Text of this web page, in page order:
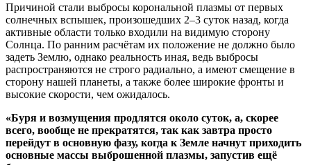
Причиной стали выбросы корональной плазмы от первых
солнечных вспышек, произошедших 2–3 суток назад, когда
активные области только входили на видимую сторону
Солнца. По ранним расчётам их положение не должно было
задеть Землю, однако реальность иная, ведь выбросы
распространяются не строго радиально, а имеют смещение в
сторону нашей планеты, а также более широкие фронты и
высокие скорости, чем ожидалось.
«Буря и возмущения продлятся около суток, а, скорее
всего, вообще не прекратятся, так как завтра просто
перейдут в основную фазу, когда к Земле начнут приходить
основные массы выброшенной плазмы, запустив ещё